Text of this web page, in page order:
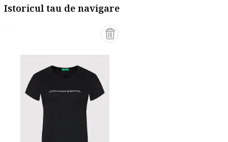
Istoricul tau de navigare